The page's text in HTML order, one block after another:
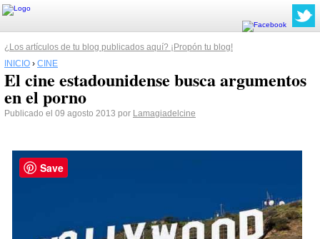
¿Los artículos de tu blog publicados aquí? ¡Propón tu blog!
INICIO › CINE
El cine estadounidense busca argumentos
en el porno
Publicado el 09 agosto 2013 por Lamagiadelcine
Save